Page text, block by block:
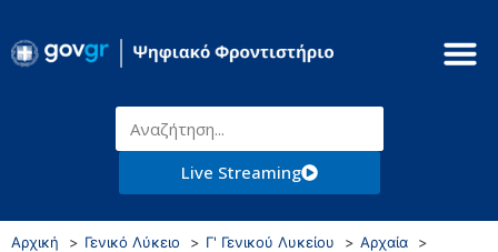
Live Streaming
Αρχική Γενικό Λύκειο Γ' Γενικού Λυκείου
Αρχαία